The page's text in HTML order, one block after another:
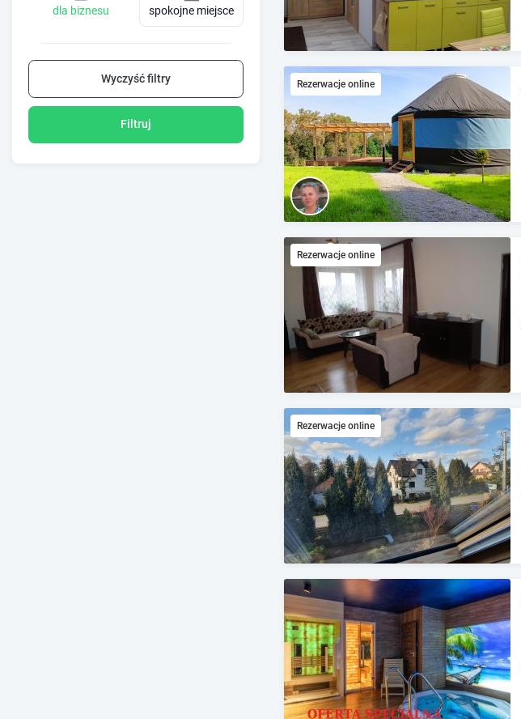
e
dla biznesu spokojne miejsce
Wyczyść filtry
Filtruj
Rezerwacje online
Rezerwacje online
Rezerwacje online